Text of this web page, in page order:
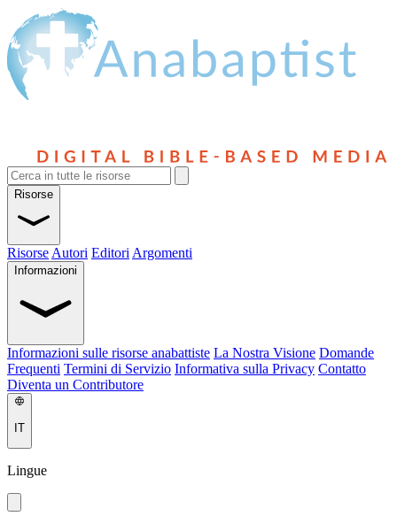
Risorse
Risorse Autori Editori Argomenti
Informazioni
Informazioni sulle risorse anabattiste La Nostra Visione Domande
Frequenti Termini di Servizio Informativa sulla Privacy Contatto
Diventa un Contributore
IT
Lingue